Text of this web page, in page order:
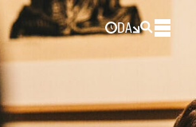
DA